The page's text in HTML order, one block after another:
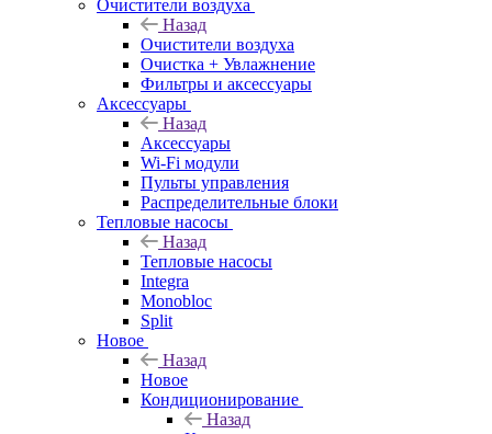
Очистители воздуха
Назад
Очистители воздуха
Очистка + Увлажнение
Фильтры и аксессуары
Аксессуары
Назад
Аксессуары
Wi-Fi модули
Пульты управления
Распределительные блоки
Тепловые насосы
Назад
Тепловые насосы
Integra
Monobloc
Split
Новое
Назад
Новое
Кондиционирование
Назад